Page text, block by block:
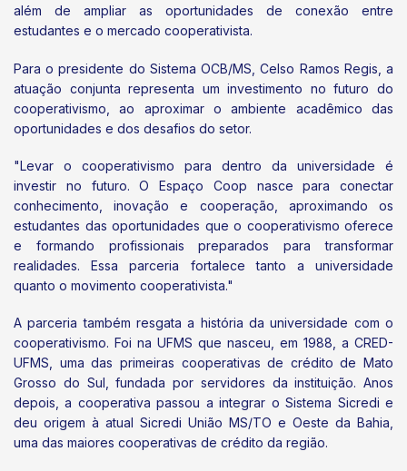
além de ampliar as oportunidades de conexão entre
estudantes e o mercado cooperativista.
Para o presidente do Sistema OCB/MS, Celso Ramos Regis, a
atuação conjunta representa um investimento no futuro do
cooperativismo, ao aproximar o ambiente acadêmico das
oportunidades e dos desafios do setor.
"Levar o cooperativismo para dentro da universidade é
investir no futuro. O Espaço Coop nasce para conectar
conhecimento, inovação e cooperação, aproximando os
estudantes das oportunidades que o cooperativismo oferece
e formando profissionais preparados para transformar
realidades. Essa parceria fortalece tanto a universidade
quanto o movimento cooperativista."
A parceria também resgata a história da universidade com o
cooperativismo. Foi na UFMS que nasceu, em 1988, a CRED-
UFMS, uma das primeiras cooperativas de crédito de Mato
Grosso do Sul, fundada por servidores da instituição. Anos
depois, a cooperativa passou a integrar o Sistema Sicredi e
deu origem à atual Sicredi União MS/TO e Oeste da Bahia,
uma das maiores cooperativas de crédito da região.